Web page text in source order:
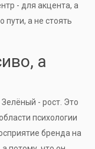
- для акцента, а
пути, а не стоять
а
- рост. Это
психологии
бренда на